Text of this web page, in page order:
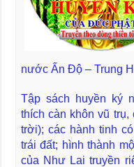
nước Ấn Độ – Trung
Tập sách huyền ký
thích càn khôn vũ
trời); các hành tinh
trái đất; hình thành
của Như Lai truyền